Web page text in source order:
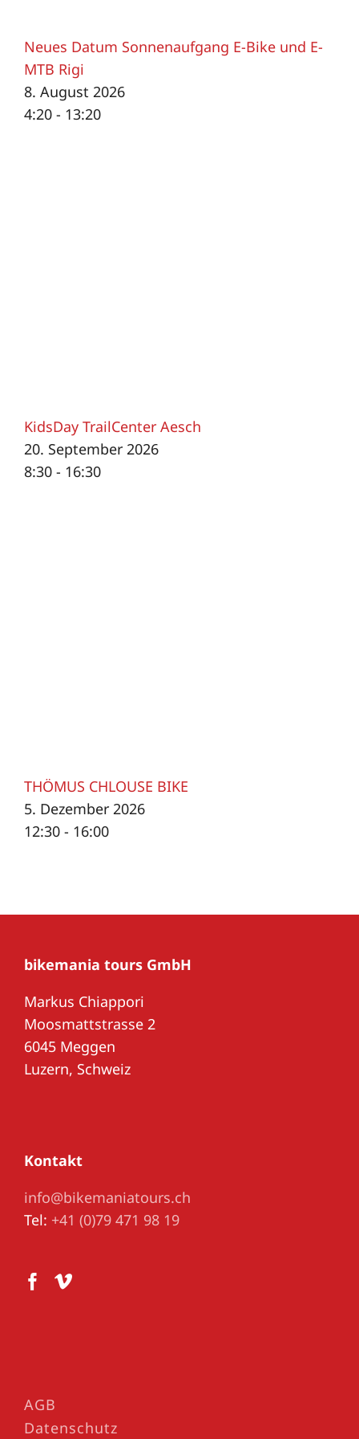
Neues Datum Sonnenaufgang E-Bike und E-
MTB Rigi
8. August 2026
4:20 - 13:20
KidsDay TrailCenter Aesch
20. September 2026
8:30 - 16:30
THÖMUS CHLOUSE BIKE
5. Dezember 2026
12:30 - 16:00
bikemania tours GmbH
Markus Chiappori
Moosmattstrasse 2
6045 Meggen
Luzern, Schweiz
Kontakt
info@bikemaniatours.ch
Tel: +41 (0)79 471 98 19
AGB
Datenschutz